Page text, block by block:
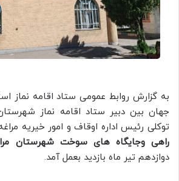
به گزارش روابط عمومی ستاد اقامه نماز
جهان بین دبیر ستاد اقامه نماز
توکلی رئیس اداره اوقاف و امور خیریه
راهی وجایگاه های سوخت شهرستان
دوازدهم تیر ماه بازدید بعمل آمد.